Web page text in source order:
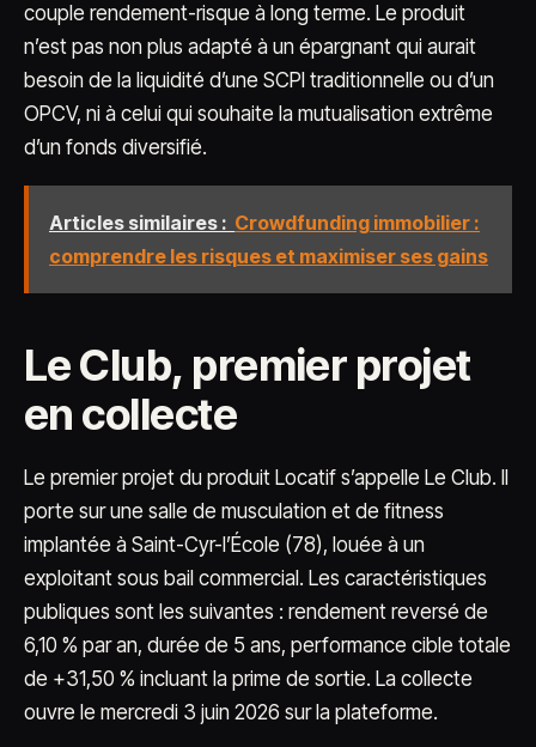
couple rendement-risque à long terme. Le produit
n’est pas non plus adapté à un épargnant qui aurait
besoin de la liquidité d’une SCPI traditionnelle ou d’un
OPCV, ni à celui qui souhaite la mutualisation extrême
d’un fonds diversifié.
Articles similaires : Crowdfunding immobilier :
comprendre les risques et maximiser ses gains
Le Club, premier projet
en collecte
Le premier projet du produit Locatif s’appelle Le Club. Il
porte sur une salle de musculation et de fitness
implantée à Saint-Cyr-l’École (78), louée à un
exploitant sous bail commercial. Les caractéristiques
publiques sont les suivantes : rendement reversé de
6,10 % par an, durée de 5 ans, performance cible totale
de +31,50 % incluant la prime de sortie. La collecte
ouvre le mercredi 3 juin 2026 sur la plateforme.